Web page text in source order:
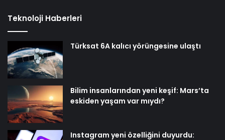
Teknoloji Haberleri
Türksat 6A kalıcı yörüngesine ulaştı
Bilim insanlarından yeni keşif: Mars’ta
eskiden yaşam var mıydı?
Instagram yeni özelliğini duyurdu: